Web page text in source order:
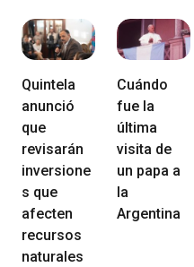
Quintela
anunció
que
revisarán
inversione
s que
afecten
recursos
naturales
Cuándo
fue la
última
visita de
un papa a
la
Argentina